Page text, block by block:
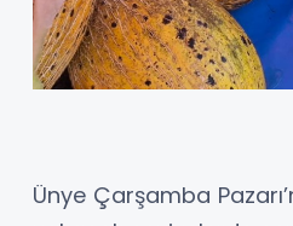
Ünye Çarşamba